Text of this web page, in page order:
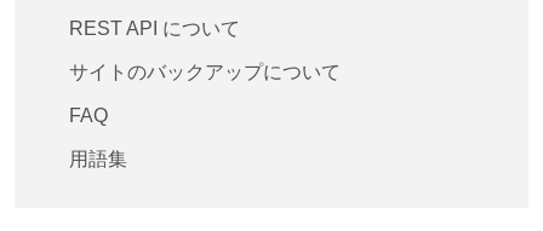
REST API について
サイトのバックアップについて
FAQ
用語集